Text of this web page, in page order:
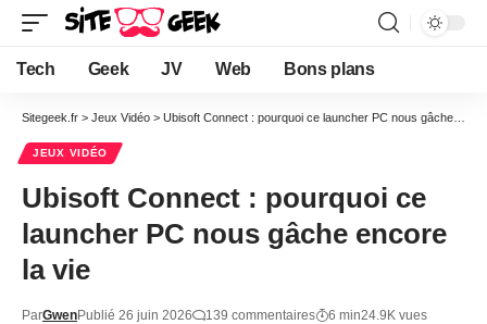
Tech Geek JV Web Bons plans
Sitegeek.fr > Jeux Vidéo > Ubisoft Connect : pourquoi ce launcher PC nous gâche encore la vie
JEUX VIDÉO
Ubisoft Connect : pourquoi ce
launcher PC nous gâche encore
la vie
ParGwenPublié 26 juin 2026 139 commentaires 6 min24.9K vues